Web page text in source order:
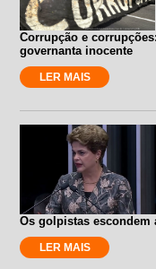
Corrupção e
governanta inocente
LER MAIS
Os golpistas escondem
LER MAIS